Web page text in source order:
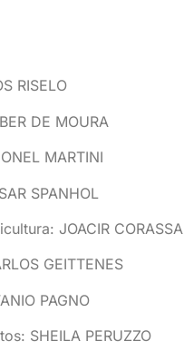
RISELO
DE MOURA
MARTINI
SPANHOL
JOACIR CORASSA
GEITTENES
PAGNO
SHEILA PERUZZO